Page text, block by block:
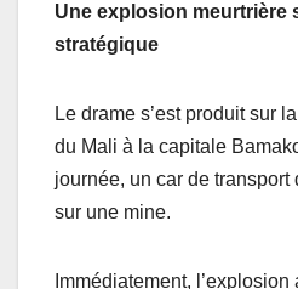
Une explosion meurtrière
stratégique
Le drame s’est produit sur
du Mali à la capitale
journée, un car de
sur une mine.
Immédiatement,